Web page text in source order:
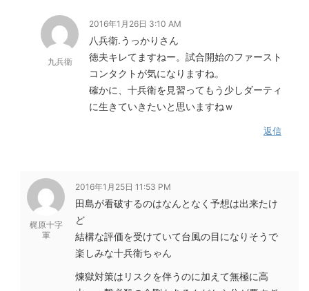
九兵衛
2016年1月26日 3:10 AM
八兵衛.うっかりさん
徳夫キレてますねー。試合開始のファースト
コンタクトが気になりますね。
確かに、十兵衛を見習ってもう少しダーティ
に生きていきたいと思いますねｗ
返信
梶原十字
軍
2016年1月25日 11:53 PM
田島が看破するのはなんとなく予想は出来たけ
ど
結構な評価を受けていて台風の目になりそうで
楽しみな十兵衛ちゃん
煉獄対策はリスクを伴うのに加えて無極に高